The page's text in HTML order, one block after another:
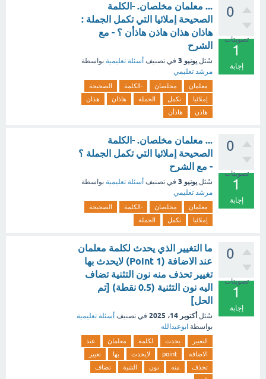
0
تصويتات
1
إجابة
... معلمان مخلصان. -الكلمة
الصحيحة إملائيا التي تكمل الجملة :
هاذان هذان هاذن هاذأن ؟ - مع
الشرح
سُئل يونيو 3 في تصنيف أسئلة تعليمية بواسطة
مرشد تعليمي
معلمان مخلصان -الكلمة
الصحيحة
إملائيا
تكمل الجملة هاذان
هذان
هاذن
هاذأن
0
تصويتات
1
إجابة
... معلمان مخلصان. -الكلمة
الصحيحة إملائيا التي تكمل الجملة ؟
- مع الشرح
سُئل يونيو 3 في تصنيف أسئلة تعليمية بواسطة
مرشد تعليمي
معلمان مخلصان -الكلمة
الصحيحة
إملائيا
تكمل الجملة
0
تصويتات
1
إجابة
ما التغيير الذي يحدث لكلمة معلمان
عند الاضافة (1 Point) لايحدث بها
تغيير تحذف منه نون التثنية تضاف
اليه نون التثنية (0.5 نقطة) [تم
الحل]
سُئل أكتوبر 14، 2025 في تصنيف أسئلة تعليمية
بواسطة ابوعبدالله
التغيير يحدث لكلمة معلمان
عند
الاضافة
point لايحدث بها
تغيير
تحذف
منه نون التثنية
تضاف